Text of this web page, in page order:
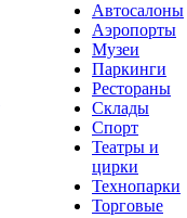
Автосалоны
Аэропорты
Музеи
Паркинги
Рестораны
Склады
Спорт
Театры и
цирки
Технопарки
Торговые